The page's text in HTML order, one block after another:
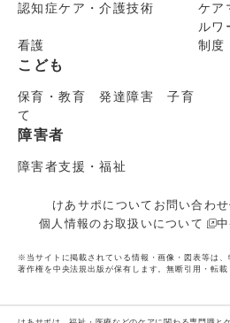
認知症ケア・介護技術
ケア
ルワ
看護
制度
こども
保育・教育 発達障害 子育
て
障害者
障害者支援・福祉
けあサポについて お問い合わせ
個人情報のお取扱いについて
※当サイトに掲載されている情報・画像・図表等は、
著作権を中央法規出版が保有します。無断引用・転載